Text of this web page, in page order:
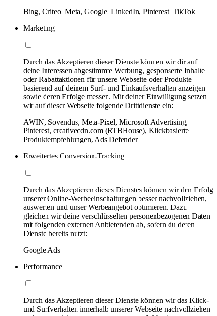
Bing, Criteo, Meta, Google, LinkedIn, Pinterest, TikTok
Marketing
Durch das Akzeptieren dieser Dienste können wir dir auf
deine Interessen abgestimmte Werbung, gesponserte Inhalte
oder Rabattaktionen für unsere Webseite oder Produkte
basierend auf deinem Surf- und Einkaufsverhalten anzeigen
sowie deren Erfolge messen. Mit deiner Einwilligung setzen
wir auf dieser Webseite folgende Drittdienste ein:
AWIN, Sovendus, Meta-Pixel, Microsoft Advertising,
Pinterest, creativecdn.com (RTBHouse), Klickbasierte
Produktempfehlungen, Ads Defender
Erweitertes Conversion-Tracking
Durch das Akzeptieren dieses Dienstes können wir den Erfolg
unserer Online-Werbeeinschaltungen besser nachvollziehen,
auswerten und unser Werbeangebot optimieren. Dazu
gleichen wir deine verschlüsselten personenbezogenen Daten
mit folgenden externen Anbietenden ab, sofern du deren
Dienste bereits nutzt:
Google Ads
Performance
Durch das Akzeptieren dieser Dienste können wir das Klick-
und Surfverhalten innerhalb unserer Webseite nachvollziehen